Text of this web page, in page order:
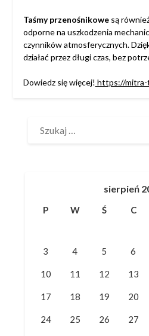
Taśmy przenośnikowesą
odporne na uszkodzenia
czynników atmosferycznych.
działać przez długi czas, bez
Dowiedz się więcej! https://mitra-
sierpień
P W Ś C
3 4 5 6
10 11 12 13
17 18 19 20
24 25 26 27